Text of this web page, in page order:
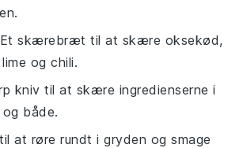
skærebræt til at skære oksekød,
og chili.
kniv til at skære ingredienserne i
både.
at røre rundt i gryden og smage